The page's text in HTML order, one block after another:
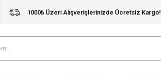
1000₺ Üzeri Alışverişlerinizde Ücretsiz Kargo!